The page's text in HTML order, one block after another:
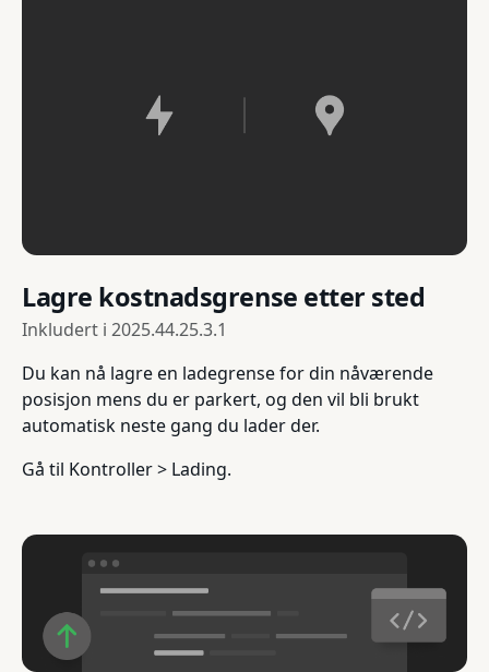
Lagre kostnadsgrense etter sted
Inkludert i 2025.44.25.3.1
Du kan nå lagre en ladegrense for din nåværende
posisjon mens du er parkert, og den vil bli brukt
automatisk neste gang du lader der.
Gå til Kontroller > Lading.